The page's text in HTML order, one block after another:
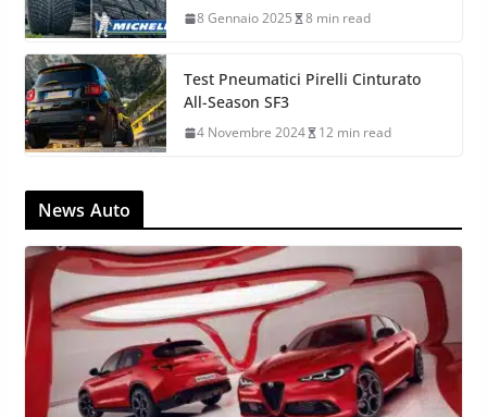
8 Gennaio 2025 8 min read
Test Pneumatici Pirelli Cinturato
All-Season SF3
4 Novembre 2024 12 min read
News Auto